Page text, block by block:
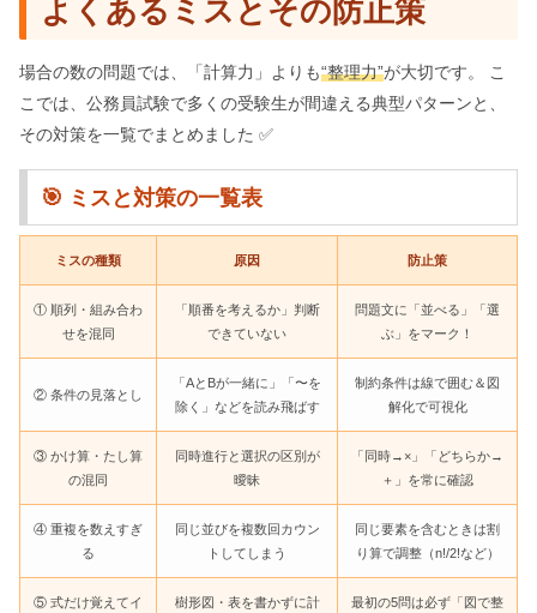
よくあるミスとその防止策
場合の数の問題では、「計算力」よりも“整理力”が大切です。 こ
こでは、公務員試験で多くの受験生が間違える典型パターンと、
その対策を一覧でまとめました ✅
🎯 ミスと対策の一覧表
ミスの種類 原因 防止策
① 順列・組み合わ
せを混同
「順番を考えるか」判断
できていない
問題文に「並べる」「選
ぶ」をマーク！
② 条件の見落とし
「AとBが一緒に」「〜を
除く」などを読み飛ばす
制約条件は線で囲む＆図
解化で可視化
③ かけ算・たし算
の混同
同時進行と選択の区別が
曖昧
「同時→×」「どちらか→
＋」を常に確認
④ 重複を数えすぎ
る
同じ並びを複数回カウン
トしてしまう
同じ要素を含むときは割
り算で調整（n!/2!など）
⑤ 式だけ覚えてイ
樹形図・表を書かずに計
最初の5問は必ず「図で整